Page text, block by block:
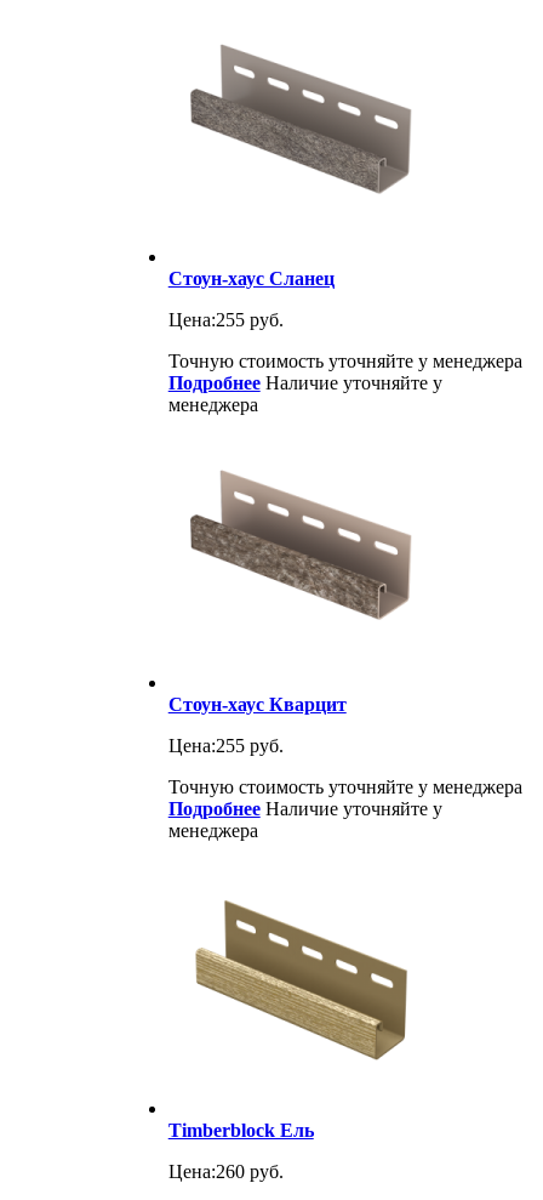
Стоун-хаус Сланец
Цена:255 руб.
Точную стоимость уточняйте у менеджера
Подробнее Наличие уточняйте у
менеджера
Стоун-хаус Кварцит
Цена:255 руб.
Точную стоимость уточняйте у менеджера
Подробнее Наличие уточняйте у
менеджера
Timberblock Ель
Цена:260 руб.